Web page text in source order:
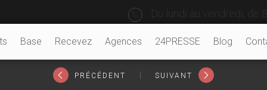
Base Recevez Agences 24PRESSE Blog
PRÉCÉDENT SUIVANT